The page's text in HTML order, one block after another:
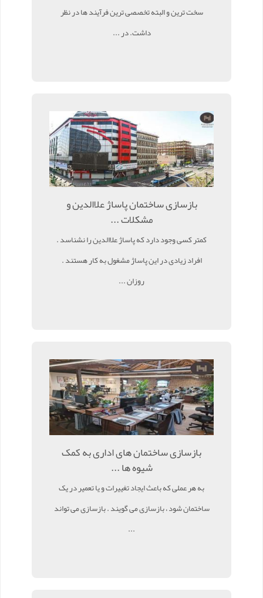
سخت ترین و البته تخصصی ترین فرآیند ها در نظر
داشت. در ...
بازسازی ساختمان پاساژ علاالدین و
مشکلات ...
کمتر کسی وجود دارد که پاساژ علاالدین را نشناسد .
افراد زیادی در این پاساژ مشغول به کار هستند .
روزان ...
بازسازی ساختمان های اداری به کمک
شیوه ها ...
به هر عملی که باعث ایجاد تغییرات و یا تعمیر در یک
ساختمان شود ، بازسازی می گویند . بازسازی می تواند
...